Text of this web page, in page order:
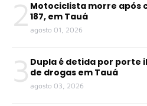
2 Motociclista morre após
187, em Tauá
agosto 01, 2026
3 Dupla é detida por porte
de drogas em Tauá
agosto 03, 2026